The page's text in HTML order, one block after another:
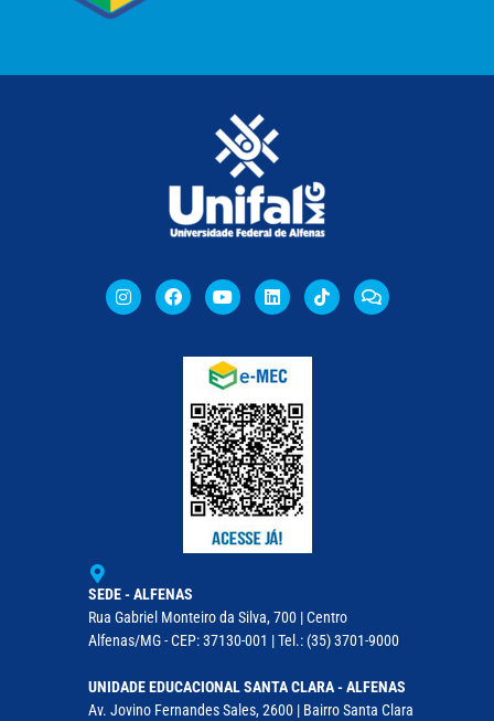
SEDE - ALFENAS
Rua Gabriel Monteiro da Silva, 700 | Centro
Alfenas/MG - CEP: 37130-001 | Tel.: (35) 3701-9000
UNIDADE EDUCACIONAL SANTA CLARA - ALFENAS
Av. Jovino Fernandes Sales, 2600 | Bairro Santa Clara